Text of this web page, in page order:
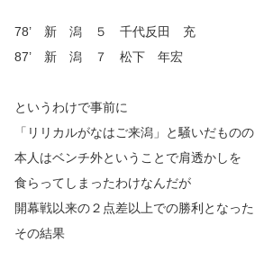
78’ 新 潟 ５ 千代反田 充
87’ 新 潟 ７ 松下 年宏
というわけで事前に
「リリカルがなはご来潟」と騒いだものの
本人はベンチ外ということで肩透かしを
食らってしまったわけなんだが
開幕戦以来の２点差以上での勝利となった
その結果